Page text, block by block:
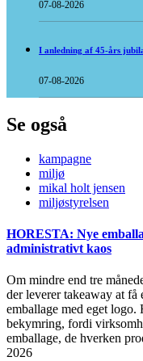
07-08-2026
I anledning af 45-års
07-08-2026
Se også
kampagne
miljø
mikal holt jensen
miljøstyrelsen
HORESTA: Nye
administrativt kaos
Om mindre end tre
der leverer takeaway at få
emballage med eget
bekymring, fordi
emballage, de hverken
2026